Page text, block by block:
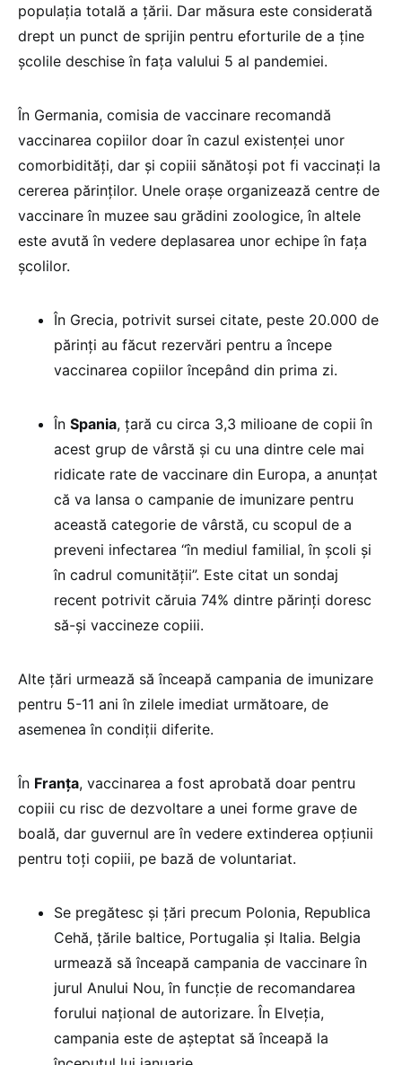
populația totală a țării. Dar măsura este considerată
drept un punct de sprijin pentru eforturile de a ține
școlile deschise în fața valului 5 al pandemiei.
În Germania, comisia de vaccinare recomandă
vaccinarea copiilor doar în cazul existenței unor
comorbidități, dar și copiii sănătoși pot fi vaccinați la
cererea părinților. Unele orașe organizează centre de
vaccinare în muzee sau grădini zoologice, în altele
este avută în vedere deplasarea unor echipe în fața
școlilor.
În Grecia, potrivit sursei citate, peste 20.000 de
părinți au făcut rezervări pentru a începe
vaccinarea copiilor începând din prima zi.
În Spania, țară cu circa 3,3 milioane de copii în
acest grup de vârstă și cu una dintre cele mai
ridicate rate de vaccinare din Europa, a anunțat
că va lansa o campanie de imunizare pentru
această categorie de vârstă, cu scopul de a
preveni infectarea “în mediul familial, în școli și
în cadrul comunității”. Este citat un sondaj
recent potrivit căruia 74% dintre părinți doresc
să-și vaccineze copiii.
Alte țări urmează să înceapă campania de imunizare
pentru 5-11 ani în zilele imediat următoare, de
asemenea în condiții diferite.
În Franța, vaccinarea a fost aprobată doar pentru
copiii cu risc de dezvoltare a unei forme grave de
boală, dar guvernul are în vedere extinderea opțiunii
pentru toți copiii, pe bază de voluntariat.
Se pregătesc și țări precum Polonia, Republica
Cehă, țările baltice, Portugalia și Italia. Belgia
urmează să înceapă campania de vaccinare în
jurul Anului Nou, în funcție de recomandarea
forului național de autorizare. În Elveția,
campania este de așteptat să înceapă la